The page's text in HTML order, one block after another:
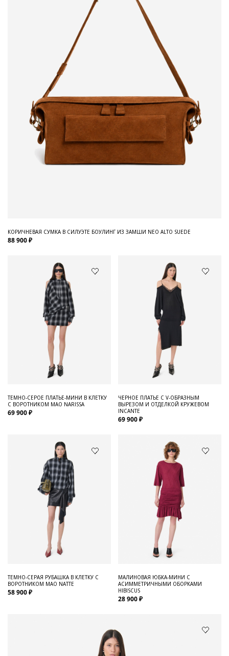
КОРИЧНЕВАЯ СУМКА В СИЛУЭТЕ БОУЛИНГ ИЗ ЗАМШИ NEO ALTO SUEDE
88 900 ₽
ТЕМНО-СЕРОЕ ПЛАТЬЕ-МИНИ В КЛЕТКУ
С ВОРОТНИКОМ МАО NARISSA
69 900 ₽
ЧЕРНОЕ ПЛАТЬЕ С V-ОБРАЗНЫМ
ВЫРЕЗОМ И ОТДЕЛКОЙ КРУЖЕВОМ
INCANTE
69 900 ₽
ТЕМНО-СЕРАЯ РУБАШКА В КЛЕТКУ С
ВОРОТНИКОМ МАО NATTE
58 900 ₽
МАЛИНОВАЯ ЮБКА-МИНИ С
АСИММЕТРИЧНЫМИ ОБОРКАМИ
HIBISCUS
28 900 ₽